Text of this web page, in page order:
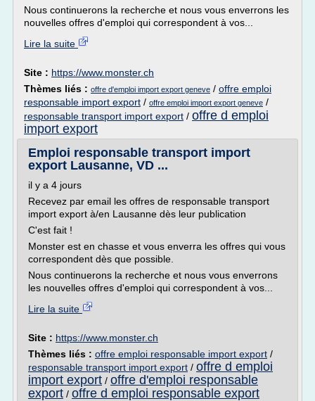
Nous continuerons la recherche et nous vous enverrons les
nouvelles offres d'emploi qui correspondent à vos...
Lire la suite
Site : https://www.monster.ch
Thèmes liés : offre d'emploi import export geneve / offre emploi
responsable import export / offre emploi import export geneve /
responsable transport import export / offre d emploi
import export
Emploi responsable transport import
export Lausanne, VD ...
il y a 4 jours
Recevez par email les offres de responsable transport
import export à/en Lausanne dès leur publication
C'est fait !
Monster est en chasse et vous enverra les offres qui vous
correspondent dès que possible.
Nous continuerons la recherche et nous vous enverrons
les nouvelles offres d'emploi qui correspondent à vos...
Lire la suite
Site : https://www.monster.ch
Thèmes liés : offre emploi responsable import export /
responsable transport import export / offre d emploi
import export / offre d'emploi responsable
export / offre d emploi responsable export